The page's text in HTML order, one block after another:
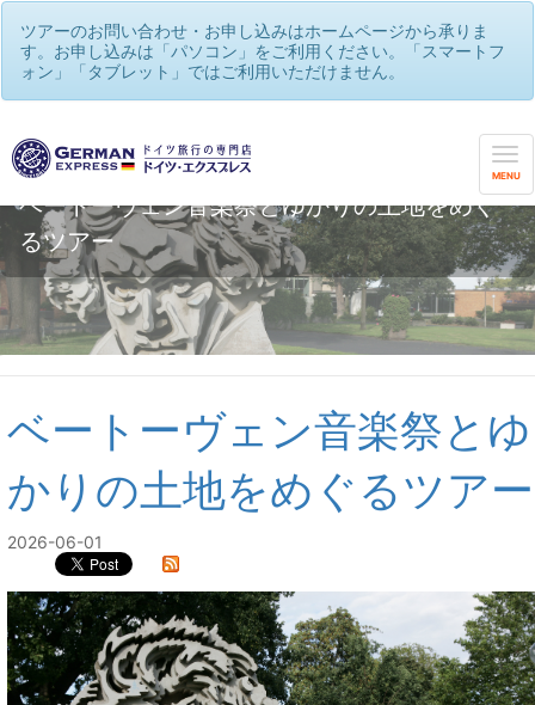
ツアーのお問い合わせ・お申し込みはホームページから承りま
す。お申し込みは「パソコン」をご利用ください。「スマートフ
ォン」「タブレット」ではご利用いただけません。
MENU
ベートーヴェン音楽祭とゆかりの土地をめぐ
るツアー
ベートーヴェン音楽祭とゆ
かりの土地をめぐるツアー
2026-06-01